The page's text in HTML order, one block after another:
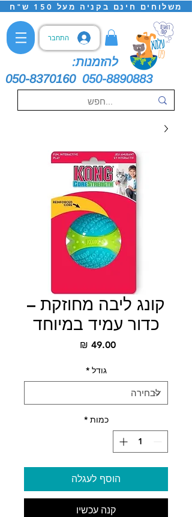
משלוחים חינם בקניה מעל 150 ש"ח
התחבר
להזמנות:
050-8370160 050-8890883
קונג ליבה מחוזקת –
כדור עמיד במיוחד
‏49.00 ‏₪
גודל *
כמות *
הוסף לעגלה
קנה עכשיו